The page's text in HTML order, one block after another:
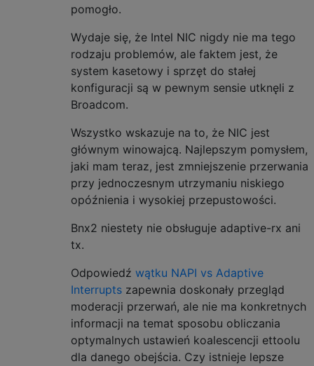
pomogło.
Wydaje się, że Intel NIC nigdy nie ma tego
rodzaju problemów, ale faktem jest, że
system kasetowy i sprzęt do stałej
konfiguracji są w pewnym sensie utknęli z
Broadcom.
Wszystko wskazuje na to, że NIC jest
głównym winowajcą. Najlepszym pomysłem,
jaki mam teraz, jest zmniejszenie przerwania
przy jednoczesnym utrzymaniu niskiego
opóźnienia i wysokiej przepustowości.
Bnx2 niestety nie obsługuje adaptive-rx ani
tx.
Odpowiedź wątku NAPI vs Adaptive
Interrupts zapewnia doskonały przegląd
moderacji przerwań, ale nie ma konkretnych
informacji na temat sposobu obliczania
optymalnych ustawień koalescencji ettoolu
dla danego obejścia. Czy istnieje lepsze